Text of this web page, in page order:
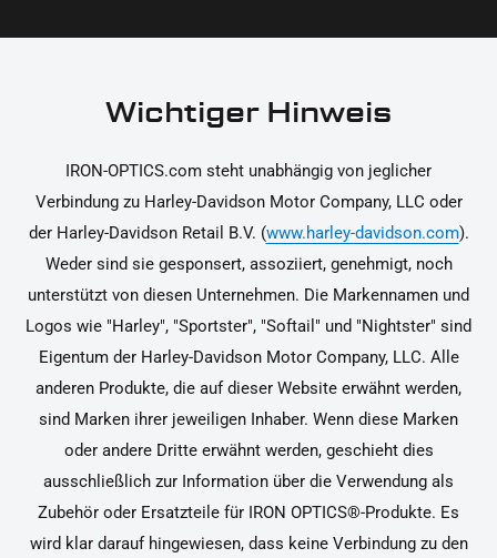
Rücksendung findest du in unseren
Wichtiger Hinweis
IRON-OPTICS.com steht unabhängig von jeglicher
Verbindung zu Harley-Davidson Motor Company, LLC oder
der Harley-Davidson Retail B.V. (www.harley-davidson.com).
Weder sind sie gesponsert, assoziiert, genehmigt, noch
unterstützt von diesen Unternehmen. Die Markennamen und
Logos wie "Harley", "Sportster", "Softail" und "Nightster" sind
Eigentum der Harley-Davidson Motor Company, LLC. Alle
anderen Produkte, die auf dieser Website erwähnt werden,
sind Marken ihrer jeweiligen Inhaber. Wenn diese Marken
oder andere Dritte erwähnt werden, geschieht dies
ausschließlich zur Information über die Verwendung als
Zubehör oder Ersatzteile für IRON OPTICS®-Produkte. Es
wird klar darauf hingewiesen, dass keine Verbindung zu den